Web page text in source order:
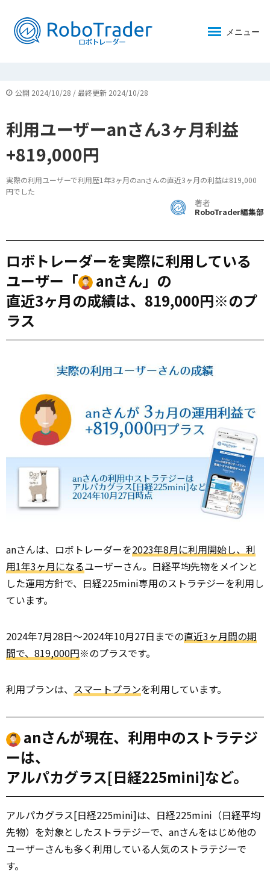
メニュー
公開 2024/10/28 / 最終更新 2024/10/28
利用ユーザーanさん3ヶ月利益
+819,000円
実際の利用ユーザーで利用歴1年3ヶ月のanさんの直近3ヶ月の利益は819,000
円でした
著者
RoboTrader編集部
ロボトレーダーを実際に利用している
ユーザー「
anさん」の
直近3ヶ月の成績は、819,000円※のプ
ラス
anさんは、ロボトレーダーを2023年8月に利用開始し、利
用1年3ヶ月になるユーザーさん。日経平均先物をメインと
した運用方針で、日経225mini専用のストラテジーを利用し
ています。
2024年7月28日～2024年10月27日までの直近3ヶ月間の期
間で、819,000円※のプラスです。
利用プランは、 スマートプランを利用しています。
anさんが現在、利用中のストラテジ
ーは、
アルパカグラス[日経225mini]など。
アルパカグラス[日経225mini]は、日経225mini（日経平均
先物）を対象としたストラテジーで、anさんをはじめ他の
ユーザーさんも多く利用している人気のストラテジーで
す。